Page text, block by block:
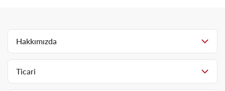
Hakkımızda
Ticari